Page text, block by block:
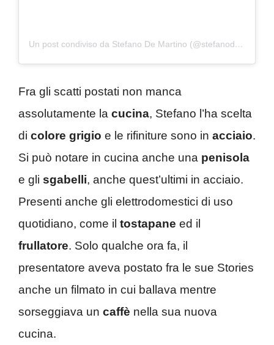
Un post condiviso da Stefano De Martino (@stefanodemartino)
Fra gli scatti postati non manca
assolutamente la cucina, Stefano l’ha scelta
di colore grigio e le rifiniture sono in acciaio.
Si può notare in cucina anche una penisola
e gli sgabelli, anche quest’ultimi in acciaio.
Presenti anche gli elettrodomestici di uso
quotidiano, come il tostapane ed il
frullatore. Solo qualche ora fa, il
presentatore aveva postato fra le sue Stories
anche un filmato in cui ballava mentre
sorseggiava un caffè nella sua nuova
cucina.